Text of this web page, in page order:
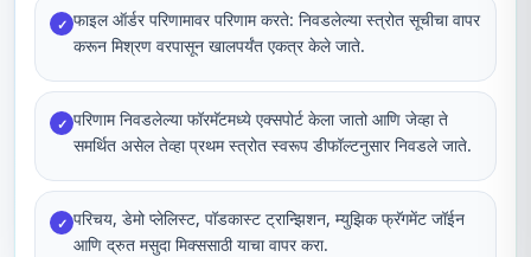
✓ फाइल ऑर्डर परिणामावर परिणाम करते: निवडलेल्या स्त्रोत सूचीचा वापर
करून मिश्रण वरपासून खालपर्यंत एकत्र केले जाते.
✓ परिणाम निवडलेल्या फॉरमॅटमध्ये एक्सपोर्ट केला जातो आणि जेव्हा ते
समर्थित असेल तेव्हा प्रथम स्त्रोत स्वरूप डीफॉल्टनुसार निवडले जाते.
✓ परिचय, डेमो प्लेलिस्ट, पॉडकास्ट ट्रान्झिशन, म्युझिक फ्रॅगमेंट जॉईन
आणि द्रुत मसुदा मिक्ससाठी याचा वापर करा.